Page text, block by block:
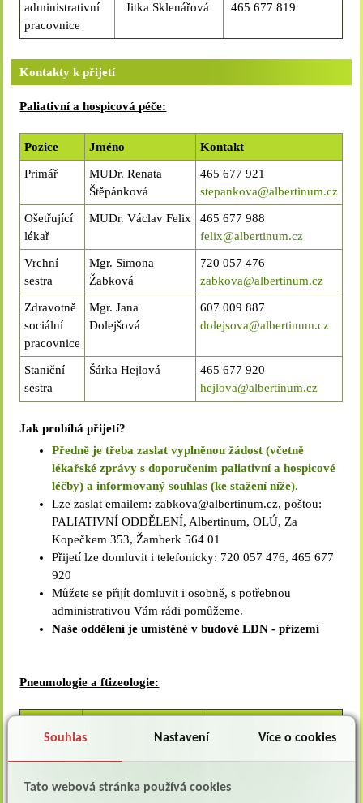
administrativní
pracovnice
Jitka Sklenářová 465 677 819
Kontakty k přijetí
Paliativní a hospicová péče:
Pozice Jméno Kontakt
Primář
MUDr. Renata
Štěpánková
465 677 921
stepankova@albertinum.cz
Ošetřující
lékař
MUDr. Václav Felix
465 677 988
felix@albertinum.cz
Vrchní
sestra
Mgr. Simona
Žabková
720 057 476
zabkova@albertinum.cz
Zdravotně
sociální
pracovnice
Mgr. Jana
Dolejšová
607 009 887
dolejsova@albertinum.cz
Staniční
sestra
Šárka Hejlová
465 677 920
hejlova@albertinum.cz
Jak probíhá přijetí?
Předně je třeba zaslat vyplněnou žádost (včetně
lékařské zprávy s doporučením paliativní a hospicové
léčby) a informovaný souhlas(ke staženíníže).
Lze zaslat emailem: zabkova@albertinum.cz, poštou:
PALIATIVNÍ ODDĚLENÍ, Albertinum, OLÚ, Za
Kopečkem 353, Žamberk 564 01
Přijetí lze domluvit i telefonicky: 720 057 476, 465 677
920
Můžete se přijít domluvit i osobně, s potřebnou
administrativou Vám rádi pomůžeme.
Naše oddělení je umístěné v budově LDN - přízemí
Pneumologie a ftizeologie:
motyckova@albertinum-
Souhlas Nastavení Více o cookies
Tato webová stránka používá cookies